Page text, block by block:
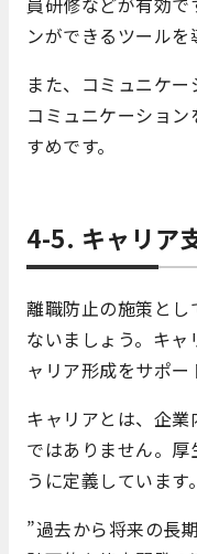
ンができるツールを
また、コミュニケ
コミュニケーショ
すめです。
4-5. キャリア
離職防止の施策とし
ないましょう。キ
ャリア形成をサポー
キャリアとは、企
ではありません。
うに定義しています。
”過去から将来の長